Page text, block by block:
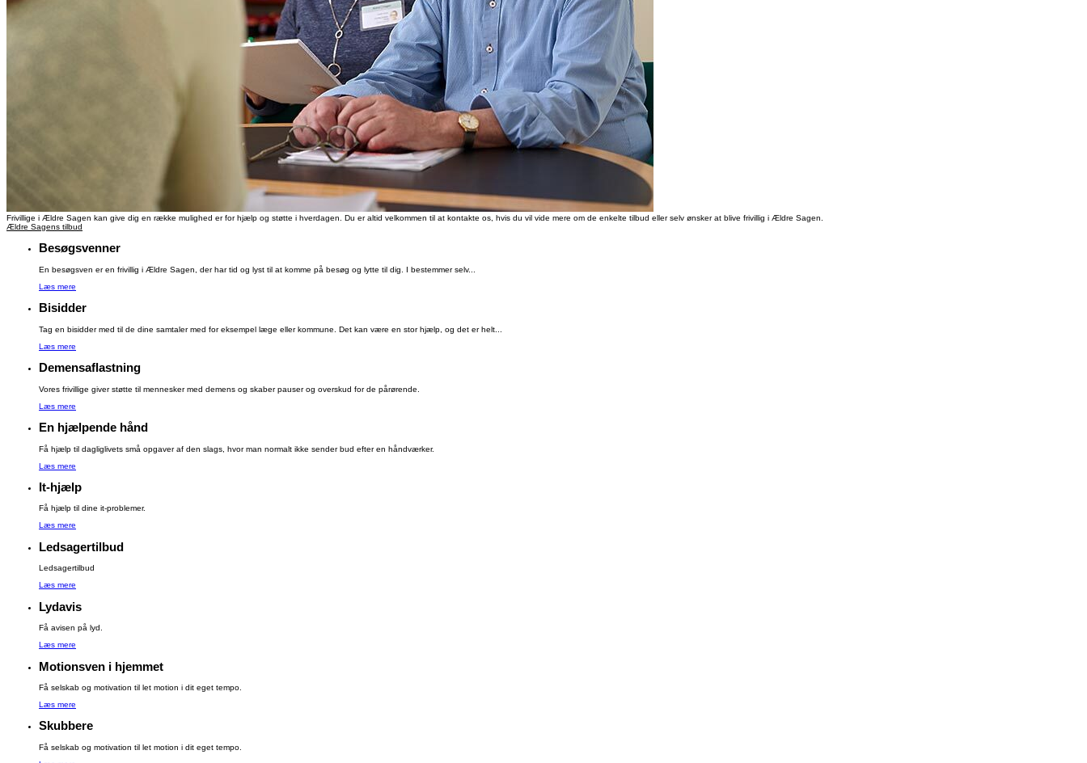
Frivillige i Ældre Sagen kan give dig en række mulighed er for hjælp og støtte i hverdagen. Du er altid velkommen til at kontakte os, hvis du vil vide mere om de enkelte tilbud eller selv ønsker at blive frivillig i Ældre Sagen.
Ældre Sagens tilbud
Besøgsvenner
En besøgsven er en frivillig i Ældre Sagen, der har tid og lyst til at komme på besøg og lytte til dig. I bestemmer selv...
Læs mere
Bisidder
Tag en bisidder med til de dine samtaler med for eksempel læge eller kommune. Det kan være en stor hjælp, og det er helt...
Læs mere
Demensaflastning
Vores frivillige giver støtte til mennesker med demens og skaber pauser og overskud for de pårørende.
Læs mere
En hjælpende hånd
Få hjælp til dagliglivets små opgaver af den slags, hvor man normalt ikke sender bud efter en håndværker.
Læs mere
It-hjælp
Få hjælp til dine it-problemer.
Læs mere
Ledsagertilbud
Ledsagertilbud
Læs mere
Lydavis
Få avisen på lyd.
Læs mere
Motionsven i hjemmet
Få selskab og motivation til let motion i dit eget tempo.
Læs mere
Skubbere
Få selskab og motivation til let motion i dit eget tempo.